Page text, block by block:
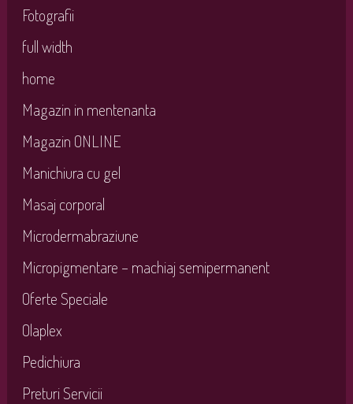
Fotografii
full width
home
Magazin in mentenanta
Magazin ONLINE
Manichiura cu gel
Masaj corporal
Microdermabraziune
Micropigmentare – machiaj semipermanent
Oferte Speciale
Olaplex
Pedichiura
Preturi Servicii